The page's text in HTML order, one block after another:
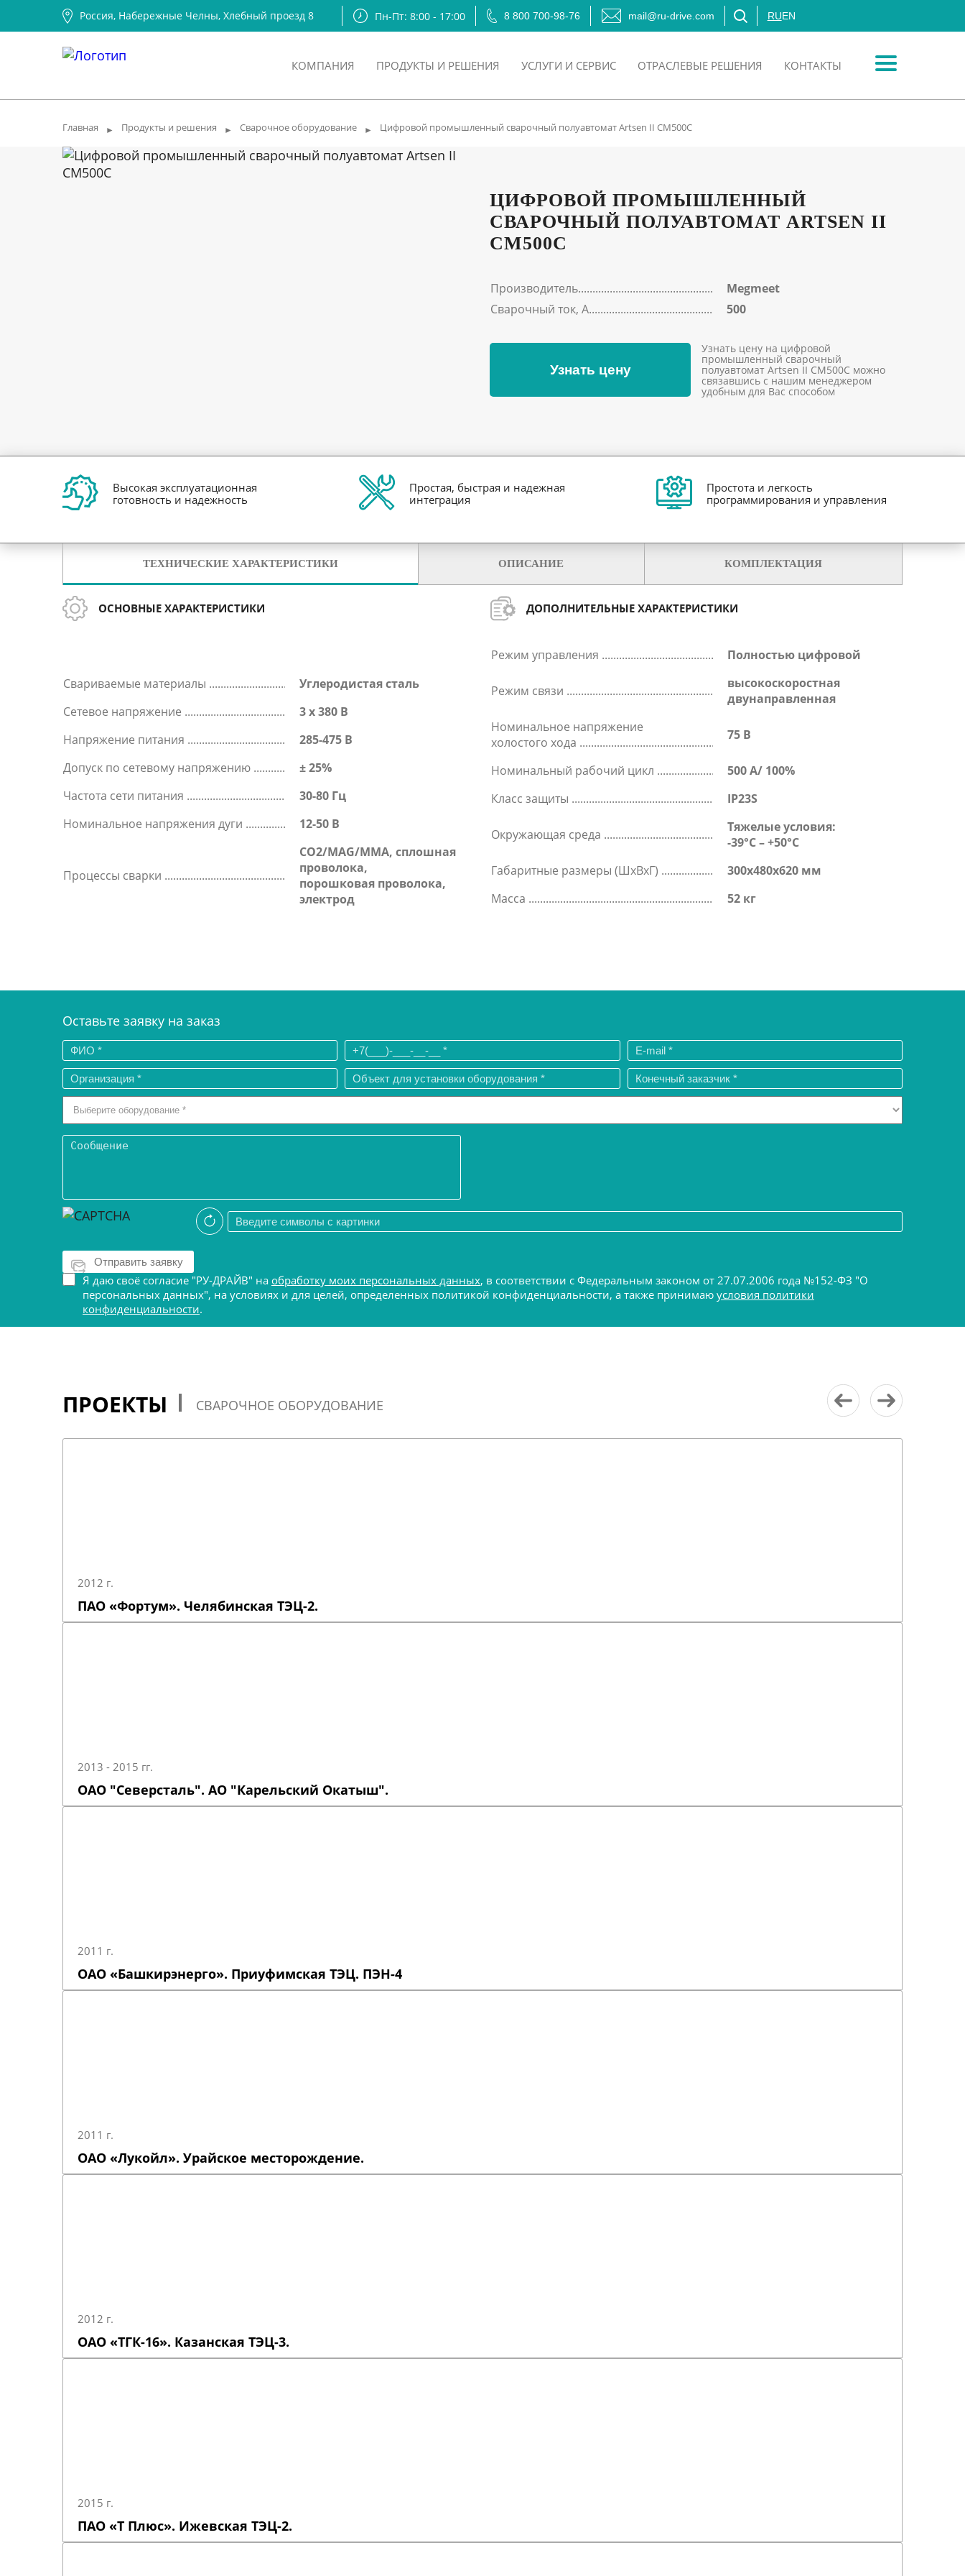
Россия, Набережные Челны, Хлебный проезд 8 Пн-Пт: 8:00 - 17:00 8 800 700-98-76 mail@ru-drive.com RUEN
КОМПАНИЯ ПРОДУКТЫ И РЕШЕНИЯ УСЛУГИ И СЕРВИС ОТРАСЛЕВЫЕ РЕШЕНИЯ КОНТАКТЫ
Главная ► Продукты и решения ► Сварочное оборудование ► Цифровой промышленный сварочный полуавтомат Artsen II CM500C
ЦИФРОВОЙ ПРОМЫШЛЕННЫЙ
СВАРОЧНЫЙ ПОЛУАВТОМАТ ARTSEN II
CM500C
Производитель
Megmeet
Сварочный ток, А
500
Узнать цену
Узнать цену на цифровой
промышленный сварочный
полуавтомат Artsen II CM500C можно
связавшись с нашим менеджером
удобным для Вас способом
Высокая эксплуатационная
готовность и надежность
Простая, быстрая и надежная
интеграция
Простота и легкость
программирования и управления
ТЕХНИЧЕСКИЕ ХАРАКТЕРИСТИКИ ОПИСАНИЕ КОМПЛЕКТАЦИЯ
ОСНОВНЫЕ ХАРАКТЕРИСТИКИ
Свариваемые материалы
Углеродистая сталь
Сетевое напряжение
3 x 380 В
Напряжение питания
285-475 В
Допуск по сетевому напряжению
± 25%
Частота сети питания
30-80 Гц
Номинальное напряжения дуги
12-50 B
Процессы сварки
CO2/MAG/MMA, сплошная
проволока,
порошковая проволока,
электрод
ДОПОЛНИТЕЛЬНЫЕ ХАРАКТЕРИСТИКИ
Режим управления Полностью цифровой
Режим связи
высокоскоростная
двунаправленная
Номинальное напряжение
холостого хода
75 В
Номинальный рабочий цикл
500 А/ 100%
Класс защиты
IP23S
Окружающая среда
Тяжелые условия:
-39°C – +50°C
Габаритные размеры (ШхВхГ)
300x480x620 мм
Масса
52 кг
Оставьте заявку на заказ
Я даю своё согласие "РУ-ДРАЙВ" на обработку моих персональных данных, в соответствии с Федеральным законом от 27.07.2006 года №152-ФЗ "О
персональных данных", на условиях и для целей, определенных политикой конфиденциальности, а также принимаю условия политики
конфиденциальности.
ПРОЕКТЫ СВАРОЧНОЕ ОБОРУДОВАНИЕ
2012 г.
ПАО «Фортум». Челябинская ТЭЦ-2.
2013 - 2015 гг.
ОАО "Северсталь". АО "Карельский Окатыш".
2011 г.
ОАО «Башкирэнерго». Приуфимская ТЭЦ. ПЭН-4
2011 г.
ОАО «Лукойл». Урайское месторождение.
2012 г.
ОАО «ТГК-16». Казанская ТЭЦ-3.
2015 г.
ПАО «Т Плюс». Ижевская ТЭЦ-2.